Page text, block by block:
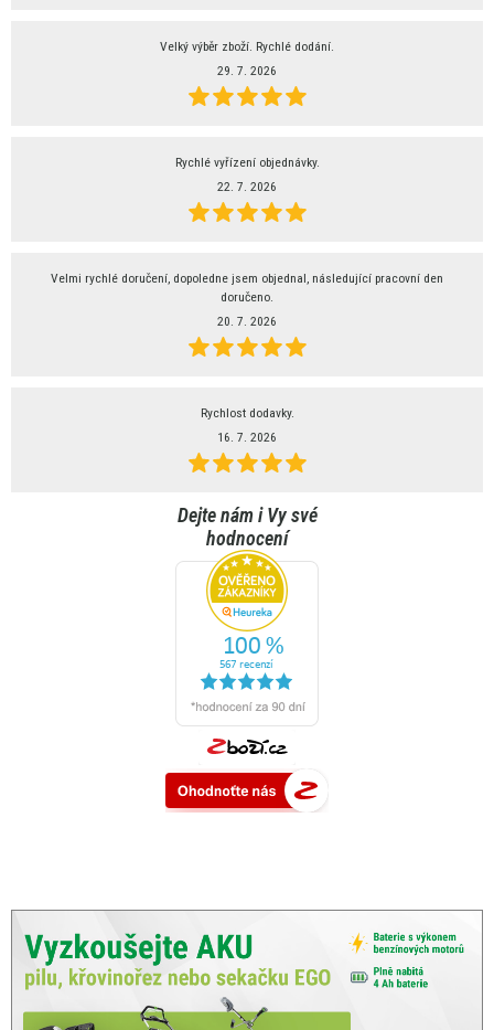
Velký výběr zboží. Rychlé dodání.
29. 7. 2026
Rychlé vyřízení objednávky.
22. 7. 2026
Velmi rychlé doručení, dopoledne jsem objednal, následující pracovní den
doručeno.
20. 7. 2026
Rychlost dodavky.
16. 7. 2026
Dejte nám i Vy své
hodnocení